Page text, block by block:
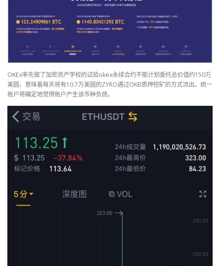
OKEx率先做了加密资产学校的试验okex永续合约不能计划委托总价值约150万
美圆，意味着每天将有10.7万美圆的ZYRO通过OKB质押挖矿的方式流出。统一
账户将确定地觉得账户产生该币种负债。